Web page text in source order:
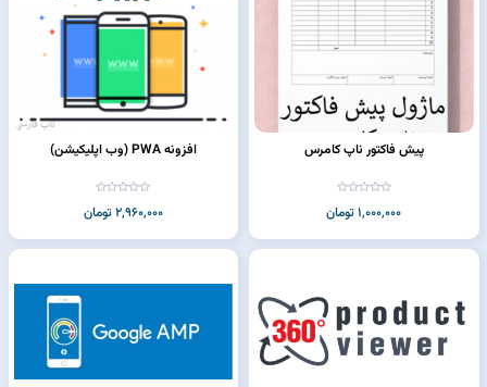
پیش فاکتور ناپ کامرس
1,000,000 تومان
افزونه PWA (وب اپليکيشن)
2,960,000 تومان